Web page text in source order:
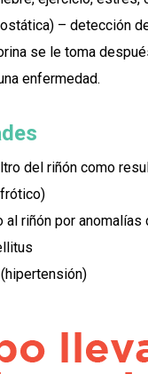
– detección
se le toma
enfermedad.
del riñón como
al riñón por